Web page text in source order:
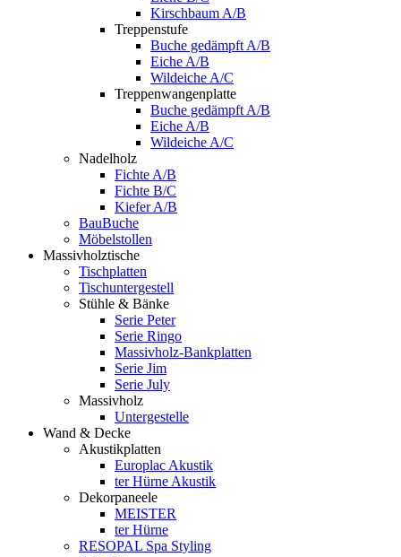
Kirschbaum A/B
Treppenstufe
Buche gedämpft A/B
Eiche A/B
Wildeiche A/C
Treppenwangenplatte
Buche gedämpft A/B
Eiche A/B
Wildeiche A/C
Nadelholz
Fichte A/B
Fichte B/C
Kiefer A/B
BauBuche
Möbelstollen
Massivholztische
Tischplatten
Tischuntergestell
Stühle & Bänke
Serie Peter
Serie Ringo
Massivholz-Bankplatten
Serie Jim
Serie July
Massivholz
Untergestelle
Wand & Decke
Akustikplatten
Europlac Akustik
ter Hürne Akustik
Dekorpaneele
MEISTER
ter Hürne
RESOPAL Spa Styling